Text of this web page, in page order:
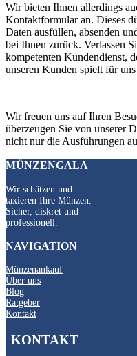
Wir bieten Ihnen allerdings
Kontaktformular an. Dieses
Daten ausfüllen, absenden
bei Ihnen zurück. Verlassen
kompetenten Kundendienst,
unseren Kunden spielt für
Wir freuen uns auf Ihren
überzeugen Sie von unserer
nicht nur die Ausführungen
MÜNZENGALA
Wir schätzen und
taxieren Ihre Münzen.
Sicher, diskret und
professionell.
NAVIGATION
Münzenankauf
Über uns
Blog
Ratgeber
Kontakt
KONTAKT